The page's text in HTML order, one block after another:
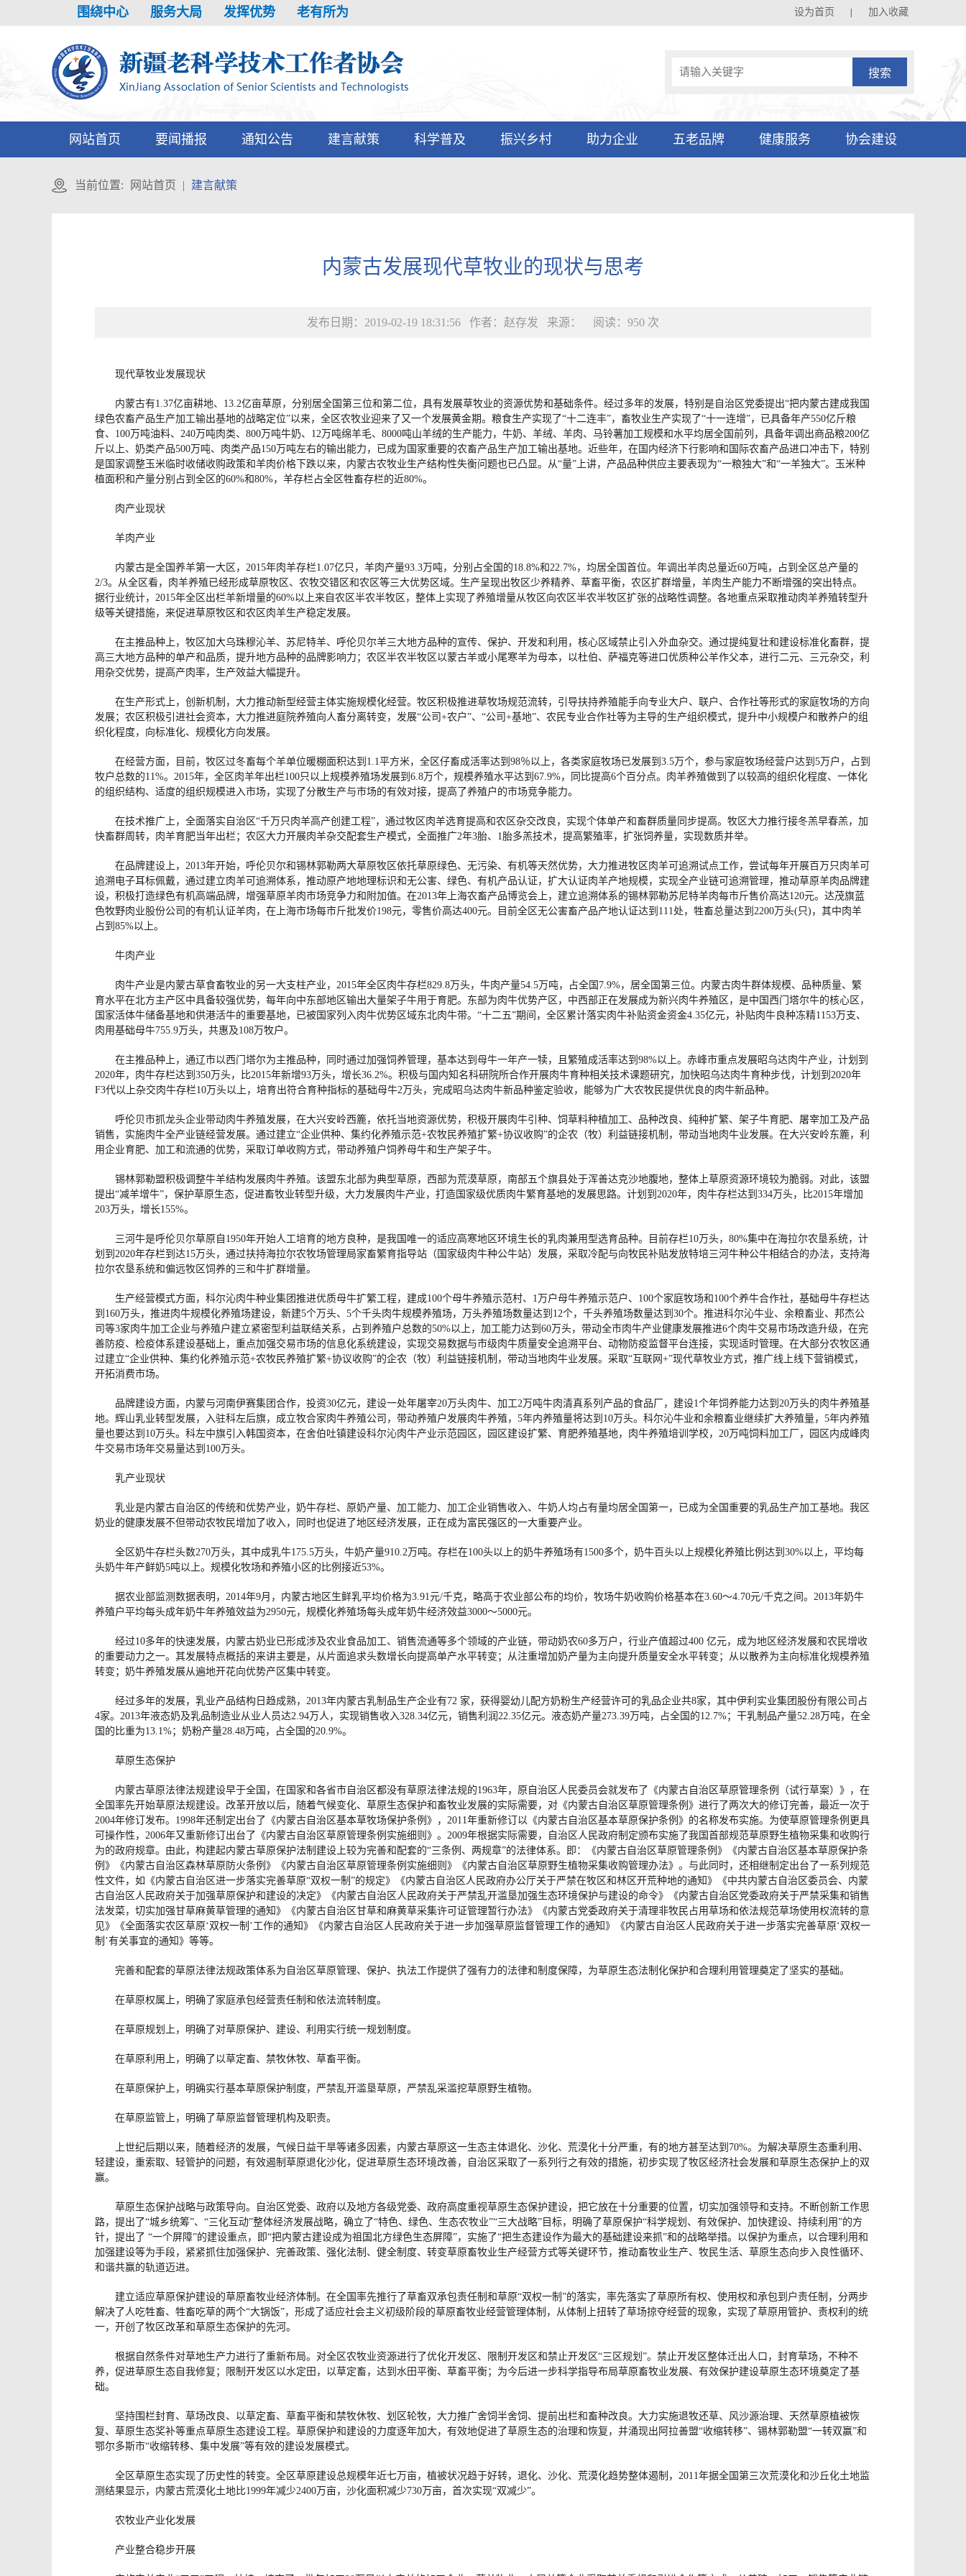
围绕中心 服务大局 发挥优势 老有所为 设为首页 加入收藏
网站首页 要闻播报 通知公告 建言献策 科学普及 振兴乡村 助力企业 五老品牌 健康服务 协会建设
当前位置: 网站首页 | 建言献策
内蒙古发展现代草牧业的现状与思考
发布日期：2019-02-19 18:31:56 作者：赵存发 来源： 阅读： 950 次
现代草牧业发展现状
内蒙古有1.37亿亩耕地、13.2亿亩草原，分别居全国第三位和第二位，具有发展草牧业的资源优势和基础条件。经过多年的发展，特别是自治区党委提出“把内蒙古建成我国
绿色农畜产品生产加工输出基地的战略定位”以来，全区农牧业迎来了又一个发展黄金期。粮食生产实现了“十二连丰”，畜牧业生产实现了“十一连增”，已具备年产550亿斤粮
食、100万吨油料、240万吨肉类、800万吨牛奶、12万吨绵羊毛、8000吨山羊绒的生产能力，牛奶、羊绒、羊肉、马铃薯加工规模和水平均居全国前列，具备年调出商品粮200亿
斤以上、奶类产品500万吨、肉类产品150万吨左右的输出能力，已成为国家重要的农畜产品生产加工输出基地。近些年，在国内经济下行影响和国际农畜产品进口冲击下，特别
是国家调整玉米临时收储收购政策和羊肉价格下跌以来，内蒙古农牧业生产结构性失衡问题也已凸显。从“量”上讲，产品品种供应主要表现为“一粮独大”和“一羊独大”。玉米种
植面积和产量分别占到全区的60%和80%，羊存栏占全区牲畜存栏的近80%。
肉产业现状
羊肉产业
内蒙古是全国养羊第一大区，2015年肉羊存栏1.07亿只，羊肉产量93.3万吨，分别占全国的18.8%和22.7%，均居全国首位。年调出羊肉总量近60万吨，占到全区总产量的
2/3。从全区看，肉羊养殖已经形成草原牧区、农牧交错区和农区等三大优势区域。生产呈现出牧区少养精养、草畜平衡，农区扩群增量，羊肉生产能力不断增强的突出特点。
据行业统计，2015年全区出栏羊新增量的60%以上来自农区半农半牧区，整体上实现了养殖增量从牧区向农区半农半牧区扩张的战略性调整。各地重点采取推动肉羊养殖转型升
级等关键措施，来促进草原牧区和农区肉羊生产稳定发展。
在主推品种上，牧区加大乌珠穆沁羊、苏尼特羊、呼伦贝尔羊三大地方品种的宣传、保护、开发和利用，核心区域禁止引入外血杂交。通过提纯复壮和建设标准化畜群，提
高三大地方品种的单产和品质，提升地方品种的品牌影响力；农区半农半牧区以蒙古羊或小尾寒羊为母本，以杜伯、萨福克等进口优质种公羊作父本，进行二元、三元杂交，利
用杂交优势，提高产肉率，生产效益大幅提升。
在生产形式上，创新机制，大力推动新型经营主体实施规模化经营。牧区积极推进草牧场规范流转，引导扶持养殖能手向专业大户、联户、合作社等形式的家庭牧场的方向
发展；农区积极引进社会资本，大力推进庭院养殖向人畜分离转变，发展“公司+农户”、“公司+基地”、农民专业合作社等为主导的生产组织模式，提升中小规模户和散养户的组
织化程度，向标准化、规模化方向发展。
在经营方面，目前，牧区过冬畜每个羊单位暖棚面积达到1.1平方米，全区仔畜成活率达到98％以上，各类家庭牧场已发展到3.5万个，参与家庭牧场经营户达到5万户，占到
牧户总数的11%。2015年，全区肉羊年出栏100只以上规模养殖场发展到6.8万个，规模养殖水平达到67.9%，同比提高6个百分点。肉羊养殖做到了以较高的组织化程度、一体化
的组织结构、适度的组织规模进入市场，实现了分散生产与市场的有效对接，提高了养殖户的市场竞争能力。
在技术推广上，全面落实自治区“千万只肉羊高产创建工程”，通过牧区肉羊选育提高和农区杂交改良，实现个体单产和畜群质量同步提高。牧区大力推行接冬羔早春羔，加
快畜群周转，肉羊育肥当年出栏；农区大力开展肉羊杂交配套生产模式，全面推广2年3胎、1胎多羔技术，提高繁殖率，扩张饲养量，实现数质并举。
在品牌建设上，2013年开始，呼伦贝尔和锡林郭勒两大草原牧区依托草原绿色、无污染、有机等天然优势，大力推进牧区肉羊可追溯试点工作，尝试每年开展百万只肉羊可
追溯电子耳标佩戴，通过建立肉羊可追溯体系，推动原产地地理标识和无公害、绿色、有机产品认证，扩大认证肉羊产地规模，实现全产业链可追溯管理，推动草原羊肉品牌建
设，积极打造绿色有机高端品牌，增强草原羊肉市场竞争力和附加值。在2013年上海农畜产品博览会上，建立追溯体系的锡林郭勒苏尼特羊肉每市斤售价高达120元。达茂旗蓝
色牧野肉业股份公司的有机认证羊肉，在上海市场每市斤批发价198元，零售价高达400元。目前全区无公害畜产品产地认证达到111处，牲畜总量达到2200万头(只)，其中肉羊
占到85%以上。
牛肉产业
肉牛产业是内蒙古草食畜牧业的另一大支柱产业，2015年全区肉牛存栏829.8万头，牛肉产量54.5万吨，占全国7.9%，居全国第三位。内蒙古肉牛群体规模、品种质量、繁
育水平在北方主产区中具备较强优势，每年向中东部地区输出大量架子牛用于育肥。东部为肉牛优势产区，中西部正在发展成为新兴肉牛养殖区，是中国西门塔尔牛的核心区，
国家活体牛储备基地和供港活牛的重要基地，已被国家列入肉牛优势区域东北肉牛带。“十二五”期间，全区累计落实肉牛补贴资金资金4.35亿元，补贴肉牛良种冻精1153万支、
肉用基础母牛755.9万头，共惠及108万牧户。
在主推品种上，通辽市以西门塔尔为主推品种，同时通过加强饲养管理，基本达到母牛一年产一犊，且繁殖成活率达到98%以上。赤峰市重点发展昭乌达肉牛产业，计划到
2020年，肉牛存栏达到350万头，比2015年新增93万头，增长36.2%。积极与国内知名科研院所合作开展肉牛育种相关技术课题研究，加快昭乌达肉牛育种步伐，计划到2020年
F3代以上杂交肉牛存栏10万头以上，培育出符合育种指标的基础母牛2万头，完成昭乌达肉牛新品种鉴定验收，能够为广大农牧民提供优良的肉牛新品种。
呼伦贝市抓龙头企业带动肉牛养殖发展，在大兴安岭西簏，依托当地资源优势，积极开展肉牛引种、饲草料种植加工、品种改良、纯种扩繁、架子牛育肥、屠宰加工及产品
销售，实施肉牛全产业链经营发展。通过建立“企业供种、集约化养殖示范+农牧民养殖扩繁+协议收购”的企农（牧）利益链接机制，带动当地肉牛业发展。在大兴安岭东簏，利
用企业育肥、加工和流通的优势，采取订单收购方式，带动养殖户饲养母牛和生产架子牛。
锡林郭勒盟积极调整牛羊结构发展肉牛养殖。该盟东北部为典型草原，西部为荒漠草原，南部五个旗县处于浑善达克沙地腹地，整体上草原资源环境较为脆弱。对此，该盟
提出“减羊增牛”，保护草原生态，促进畜牧业转型升级，大力发展肉牛产业，打造国家级优质肉牛繁育基地的发展思路。计划到2020年，肉牛存栏达到334万头，比2015年增加
203万头，增长155%。
三河牛是呼伦贝尔草原自1950年开始人工培育的地方良种，是我国唯一的适应高寒地区环境生长的乳肉兼用型选育品种。目前存栏10万头，80%集中在海拉尔农垦系统，计
划到2020年存栏到达15万头，通过扶持海拉尔农牧场管理局家畜繁育指导站（国家级肉牛种公牛站）发展，采取冷配与向牧民补贴发放特培三河牛种公牛相结合的办法，支持海
拉尔农垦系统和偏远牧区饲养的三和牛扩群增量。
生产经营模式方面，科尔沁肉牛种业集团推进优质母牛扩繁工程，建成100个母牛养殖示范村、1万户母牛养殖示范户、100个家庭牧场和100个养牛合作社，基础母牛存栏达
到160万头，推进肉牛规模化养殖场建设，新建5个万头、5个千头肉牛规模养殖场，万头养殖场数量达到12个，千头养殖场数量达到30个。推进科尔沁牛业、余粮畜业、邦杰公
司等3家肉牛加工企业与养殖户建立紧密型利益联结关系，占到养殖户总数的50%以上，加工能力达到60万头，带动全市肉牛产业健康发展推进6个肉牛交易市场改造升级，在完
善防疫、检疫体系建设基础上，重点加强交易市场的信息化系统建设，实现交易数据与市级肉牛质量安全追溯平台、动物防疫监督平台连接，实现适时管理。在大部分农牧区通
过建立“企业供种、集约化养殖示范+农牧民养殖扩繁+协议收购”的企农（牧）利益链接机制，带动当地肉牛业发展。采取“互联网+”现代草牧业方式，推广线上线下营销模式，
开拓消费市场。
品牌建设方面，内蒙与河南伊赛集团合作，投资30亿元，建设一处年屠宰20万头肉牛、加工2万吨牛肉清真系列产品的食品厂，建设1个年饲养能力达到20万头的肉牛养殖基
地。辉山乳业转型发展，入驻科左后旗，成立牧合家肉牛养殖公司，带动养殖户发展肉牛养殖，5年内养殖量将达到10万头。科尔沁牛业和余粮畜业继续扩大养殖量，5年内养殖
量也要达到10万头。科左中旗引入韩国资本，在舍伯吐镇建设科尔沁肉牛产业示范园区，园区建设扩繁、育肥养殖基地，肉牛养殖培训学校，20万吨饲料加工厂，园区内成峰肉
牛交易市场年交易量达到100万头。
乳产业现状
乳业是内蒙古自治区的传统和优势产业，奶牛存栏、原奶产量、加工能力、加工企业销售收入、牛奶人均占有量均居全国第一，已成为全国重要的乳品生产加工基地。我区
奶业的健康发展不但带动农牧民增加了收入，同时也促进了地区经济发展，正在成为富民强区的一大重要产业。
全区奶牛存栏头数270万头，其中成乳牛175.5万头，牛奶产量910.2万吨。存栏在100头以上的奶牛养殖场有1500多个，奶牛百头以上规模化养殖比例达到30%以上，平均每
头奶牛年产鲜奶5吨以上。规模化牧场和养殖小区的比例接近53%。
据农业部监测数据表明，2014年9月，内蒙古地区生鲜乳平均价格为3.91元/千克，略高于农业部公布的均价，牧场牛奶收购价格基本在3.60～4.70元/千克之间。2013年奶牛
养殖户平均每头成年奶牛年养殖效益为2950元，规模化养殖场每头成年奶牛经济效益3000～5000元。
经过10多年的快速发展，内蒙古奶业已形成涉及农业食品加工、销售流通等多个领域的产业链，带动奶农60多万户，行业产值超过400 亿元，成为地区经济发展和农民增收
的重要动力之一。其发展特点概括的来讲主要是，从片面追求头数增长向提高单产水平转变；从注重增加奶产量为主向提升质量安全水平转变；从以散养为主向标准化规模养殖
转变；奶牛养殖发展从遍地开花向优势产区集中转变。
经过多年的发展，乳业产品结构日趋成熟，2013年内蒙古乳制品生产企业有72 家，获得婴幼儿配方奶粉生产经营许可的乳品企业共8家，其中伊利实业集团股份有限公司占
4家。2013年液态奶及乳品制造业从业人员达2.94万人，实现销售收入328.34亿元，销售利润22.35亿元。液态奶产量273.39万吨，占全国的12.7%；干乳制品产量52.28万吨，在全
国的比重为13.1%；奶粉产量28.48万吨，占全国的20.9%。
草原生态保护
内蒙古草原法律法规建设早于全国，在国家和各省市自治区都没有草原法律法规的1963年，原自治区人民委员会就发布了《内蒙古自治区草原管理条例（试行草案）》，在
全国率先开始草原法规建设。改革开放以后，随着气候变化、草原生态保护和畜牧业发展的实际需要，对《内蒙古自治区草原管理条例》进行了两次大的修订完善，最近一次于
2004年修订发布。1998年还制定出台了《内蒙古自治区基本草牧场保护条例》，2011年重新修订以《内蒙古自治区基本草原保护条例》的名称发布实施。为使草原管理条例更具
可操作性，2006年又重新修订出台了《内蒙古自治区草原管理条例实施细则》。2009年根据实际需要，自治区人民政府制定颁布实施了我国首部规范草原野生植物采集和收购行
为的政府规章。由此，构建起内蒙古草原保护法制建设上较为完善和配套的“三条例、两规章”的法律体系。即：《内蒙古自治区草原管理条例》《内蒙古自治区基本草原保护条
例》《内蒙古自治区森林草原防火条例》《内蒙古自治区草原管理条例实施细则》《内蒙古自治区草原野生植物采集收购管理办法》。与此同时，还相继制定出台了一系列规范
性文件，如《内蒙古自治区进一步落实完善草原“双权一制”的规定》《内蒙古自治区人民政府办公厅关于严禁在牧区和林区开荒种地的通知》《中共内蒙古自治区委员会、内蒙
古自治区人民政府关于加强草原保护和建设的决定》《内蒙古自治区人民政府关于严禁乱开滥垦加强生态环境保护与建设的命令》《内蒙古自治区党委政府关于严禁采集和销售
法发菜，切实加强甘草麻黄草管理的通知》《内蒙古自治区甘草和麻黄草采集许可证管理暂行办法》《内蒙古党委政府关于清理非牧民占用草场和依法规范草场使用权流转的意
见》《全面落实农区草原‘双权一制’工作的通知》《内蒙古自治区人民政府关于进一步加强草原监督管理工作的通知》《内蒙古自治区人民政府关于进一步落实完善草原‘双权一
制’有关事宜的通知》等等。
完善和配套的草原法律法规政策体系为自治区草原管理、保护、执法工作提供了强有力的法律和制度保障，为草原生态法制化保护和合理利用管理奠定了坚实的基础。
在草原权属上，明确了家庭承包经营责任制和依法流转制度。
在草原规划上，明确了对草原保护、建设、利用实行统一规划制度。
在草原利用上，明确了以草定畜、禁牧休牧、草畜平衡。
在草原保护上，明确实行基本草原保护制度，严禁乱开滥垦草原，严禁乱采滥挖草原野生植物。
在草原监管上，明确了草原监督管理机构及职责。
上世纪后期以来，随着经济的发展，气候日益干旱等诸多因素，内蒙古草原这一生态主体退化、沙化、荒漠化十分严重，有的地方甚至达到70%。为解决草原生态重利用、
轻建设，重索取、轻管护的问题，有效遏制草原退化沙化，促进草原生态环境改善，自治区采取了一系列行之有效的措施，初步实现了牧区经济社会发展和草原生态保护上的双
赢。
草原生态保护战略与政策导向。自治区党委、政府以及地方各级党委、政府高度重视草原生态保护建设，把它放在十分重要的位置，切实加强领导和支持。不断创新工作思
路，提出了“城乡统筹”、“三化互动”整体经济发展战略，确立了“特色、绿色、生态农牧业”“三大战略”目标，明确了草原保护“科学规划、有效保护、加快建设、持续利用”的方
针，提出了 “一个屏障”的建设重点，即“把内蒙古建设成为祖国北方绿色生态屏障”，实施了“把生态建设作为最大的基础建设来抓”和的战略举措。以保护为重点，以合理利用和
加强建设等为手段，紧紧抓住加强保护、完善政策、强化法制、健全制度、转变草原畜牧业生产经营方式等关键环节，推动畜牧业生产、牧民生活、草原生态向步入良性循环、
和谐共赢的轨道迈进。
建立适应草原保护建设的草原畜牧业经济体制。在全国率先推行了草畜双承包责任制和草原“双权一制”的落实，率先落实了草原所有权、使用权和承包到户责任制，分两步
解决了人吃牲畜、牲畜吃草的两个“大锅饭”，形成了适应社会主义初级阶段的草原畜牧业经营管理体制，从体制上扭转了草场掠夺经营的现象，实现了草原用管护、责权利的统
一，开创了牧区改革和草原生态保护的先河。
根据自然条件对草地生产力进行了重新布局。对全区农牧业资源进行了优化开发区、限制开发区和禁止开发区“三区规划”。禁止开发区整体迁出人口，封育草场，不种不
养，促进草原生态自我修复；限制开发区以水定田，以草定畜，达到水田平衡、草畜平衡；为今后进一步科学指导布局草原畜牧业发展、有效保护建设草原生态环境奠定了基
础。
坚持围栏封育、草场改良、以草定畜、草畜平衡和禁牧休牧、划区轮牧，大力推广舍饲半舍饲、提前出栏和畜种改良。大力实施退牧还草、风沙源治理、天然草原植被恢
复、草原生态奖补等重点草原生态建设工程。草原保护和建设的力度逐年加大，有效地促进了草原生态的治理和恢复，并涌现出阿拉善盟“收缩转移”、锡林郭勒盟“一转双赢”和
鄂尔多斯市“收缩转移、集中发展”等有效的建设发展模式。
全区草原生态实现了历史性的转变。全区草原建设总规模年近七万亩，植被状况趋于好转，退化、沙化、荒漠化趋势整体遏制，2011年据全国第三次荒漠化和沙丘化土地监
测结果显示，内蒙古荒漠化土地比1999年减少2400万亩，沙化面积减少730万亩，首次实现“双减少”。
农牧业产业化发展
产业整合稳步开展